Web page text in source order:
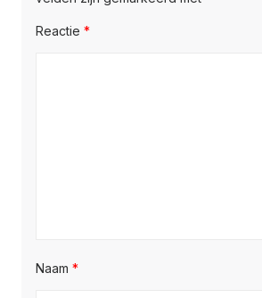
Reactie *
Naam *